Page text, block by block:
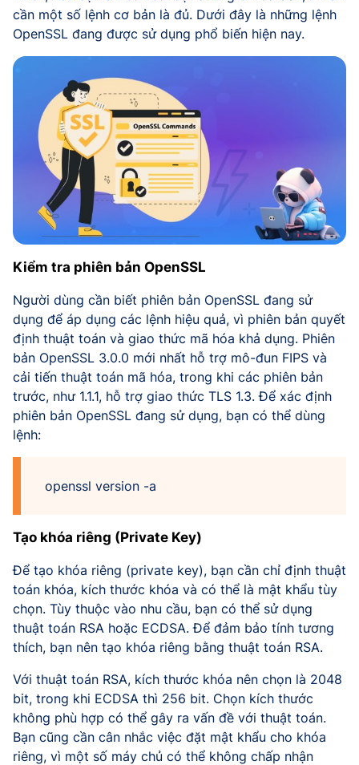
cần một số lệnh cơ bản là đủ. Dưới đây là những lệnh
OpenSSL đang được sử dụng phổ biến hiện nay.
Kiểm tra phiên bản OpenSSL
Người dùng cần biết phiên bản OpenSSL đang sử
dụng để áp dụng các lệnh hiệu quả, vì phiên bản quyết
định thuật toán và giao thức mã hóa khả dụng. Phiên
bản OpenSSL 3.0.0 mới nhất hỗ trợ mô-đun FIPS và
cải tiến thuật toán mã hóa, trong khi các phiên bản
trước, như 1.1.1, hỗ trợ giao thức TLS 1.3. Để xác định
phiên bản OpenSSL đang sử dụng, bạn có thể dùng
lệnh:
openssl version -a
Tạo khóa riêng (Private Key)
Để tạo khóa riêng (private key), bạn cần chỉ định thuật
toán khóa, kích thước khóa và có thể là mật khẩu tùy
chọn. Tùy thuộc vào nhu cầu, bạn có thể sử dụng
thuật toán RSA hoặc ECDSA. Để đảm bảo tính tương
thích, bạn nên tạo khóa riêng bằng thuật toán RSA.
Với thuật toán RSA, kích thước khóa nên chọn là 2048
bit, trong khi ECDSA thì 256 bit. Chọn kích thước
không phù hợp có thể gây ra vấn đề với thuật toán.
Bạn cũng cần cân nhắc việc đặt mật khẩu cho khóa
riêng, vì một số máy chủ có thể không chấp nhận